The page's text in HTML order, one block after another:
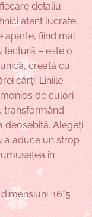
detaliu.
atent lucrate,
aparte, fiind mai
lectură – este o
creată cu
cărți. Liniile
de culori
transformând
deosebită. Alegeți
a aduce un strop
în
16*5